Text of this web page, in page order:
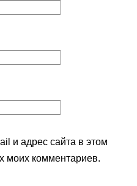
и адрес сайта в этом
моих комментариев.